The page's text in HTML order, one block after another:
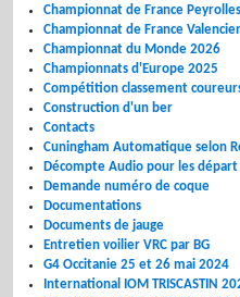
Championnat de France
Championnat de France
Championnat du Monde 2026
Championnats d'Europe 2025
Compétition classement
Construction d'un ber
Contacts
Cuningham Automatique selon
Décompte Audio pour les départ
Demande numéro de coque
Documentations
Documents de jauge
Entretien voilier VRC par BG
G4 Occitanie 25 et 26 mai 2024
International IOM TRISCASTIN